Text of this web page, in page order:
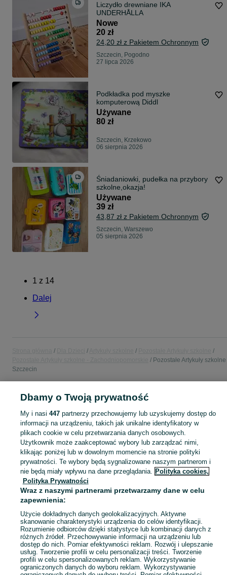
Liczydło drewniane IKA
UNDERHÅLLA
Nowe
20 zł
24,20 zł z Pakietem Ochronnym
Szczecin, Pogodno
27 lipca 2026
Podkładka pod myszke
komputerową Diddl
Używane
80 zł
Szczecin, Krzekowo
06 sierpnia 2026
Śniadaniowki, pudełka na przybory
szkolne,okazja!
Używane
39 zł
43,87 zł z Pakietem Ochronnym
Szczecin, Warszewo
05 sierpnia 2026
1 z 14
Dalej
Pozostałe Artykuły
Szczecin
POLSKA » ZACHODNIOPOMORSKIE » SZCZECIN
KATEGORIA
bidon szkolny worek na obuwie , śniadaniówka szkolna Zobacz
Mapa kategorii
Mapa miejscowości
Mapa ministron
Popularne wyszukiwania
Dbamy o Twoją prywatność
My i nasi 447partnerzy przechowujemy lub uzyskujemy dostęp do
informacji na urządzeniu, takich jak unikalne identyfikatory w
plikach cookie w celu przetwarzania danych osobowych.
Użytkownik może zaakceptować wybory lub zarządzać nimi,
klikając poniżej lub w dowolnym momencie na stronie polityki
prywatności. Te wybory będą sygnalizowane naszym partnerom i
nie będą miały wpływu na dane przeglądania. Polityka cookies,
Polityka Prywatności
Wraz z naszymi partnerami przetwarzamy dane w celu
zapewnienia:
Użycie dokładnych danych geolokalizacyjnych. Aktywne
skanowanie charakterystyki urządzenia do celów identyfikacji.
Rozumienie odbiorców dzięki statystyce lub kombinacji danych z
różnych źródeł. Przechowywanie informacji na urządzeniu lub
dostęp do nich. Pomiar efektywności reklam. Rozwój i ulepszanie
usług. Tworzenie profili w celu personalizacji treści. Tworzenie
profili w celu spersonalizowanych reklam. Wykorzystywanie
ograniczonych danych do wyboru reklam. Wykorzystywanie